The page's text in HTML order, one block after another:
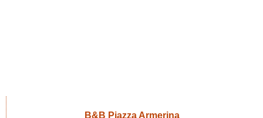
B&B Piazza Armerina